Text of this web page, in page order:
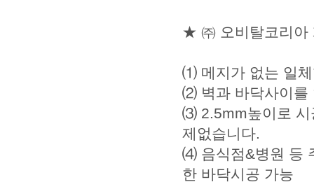
★ ㈜ 오비탈코리아
⑴ 메지가 없는 일체
⑵ 벽과 바닥사이를
⑶ 2.5mm높이로 시
제없습니다.
⑷ 음식점&병원 등
한 바닥시공 가능